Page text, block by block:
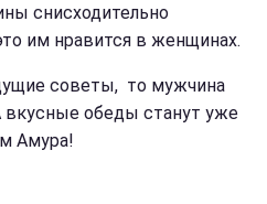
снисходительно
им нравится в женщинах.
советы, то мужчина
вкусные обеды станут уже
Амура!